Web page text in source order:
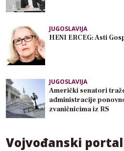
JUGOSLAVIJA
HENI ERCEG: Asti
JUGOSLAVIJA
Američki senatori
administracije
zvaničnicima iz RS
Vojvođanski